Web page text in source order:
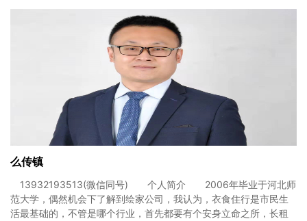
么传镇
13932193513(微信同号) 个人简介 2006年毕业于河北师
范大学，偶然机会下了解到绘家公司，我认为，衣食住行是市民生
活最基础的，不管是哪个行业，首先都要有个安身立命之所，长租